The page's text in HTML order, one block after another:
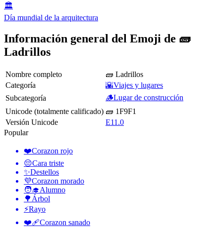
🏛
Día mundial de la arquitectura
Información general del Emoji de 🧱
Ladrillos
Nombre completo
🧱 Ladrillos
Categoría
🌇Viajes y lugares
Subcategoría
🪵Lugar de construcción
Unicode (totalmente calificado) 🧱 1F9F1
Versión Unicode
E11.0
Popular
❤️Corazon rojo
😔Cara triste
✨Destellos
💜Corazon morado
🧑‍🎓Alumno
🌳 Árbol
⚡Rayo
❤️‍🩹Corazon sanado